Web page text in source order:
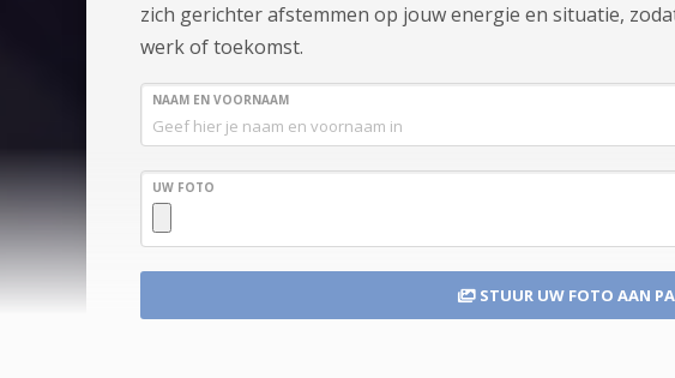
zich gerichter afstemmen op jouw energie en situatie,
werk of toekomst.
NAAM EN VOORNAAM
UW FOTO
STUUR UW FOTO